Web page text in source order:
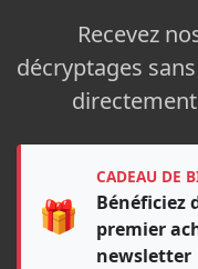
Recevez
décryptages
🎁
CADEAU DE
Bénéficiez
premier
newsletter